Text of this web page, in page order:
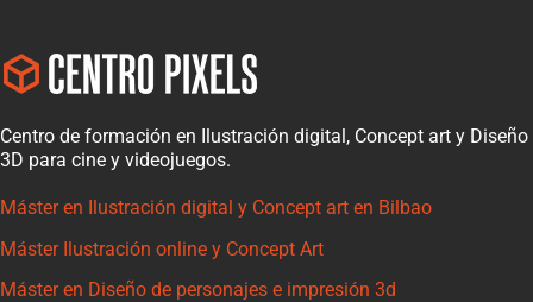
Centro de formación en Ilustración digital, Concept art y Diseño
3D para cine y videojuegos.
Máster en Ilustración digital y Concept art en Bilbao
Máster Ilustración online y Concept Art
Máster en Diseño de personajes e impresión 3d